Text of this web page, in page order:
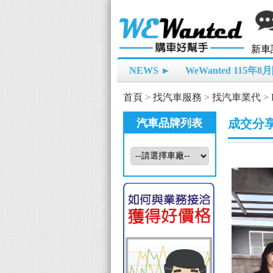
新車
NEWS ► WeWanted 115年8
首頁 > 找汽車服務 > 找汽車業代 >
汽車品牌列表 成交分